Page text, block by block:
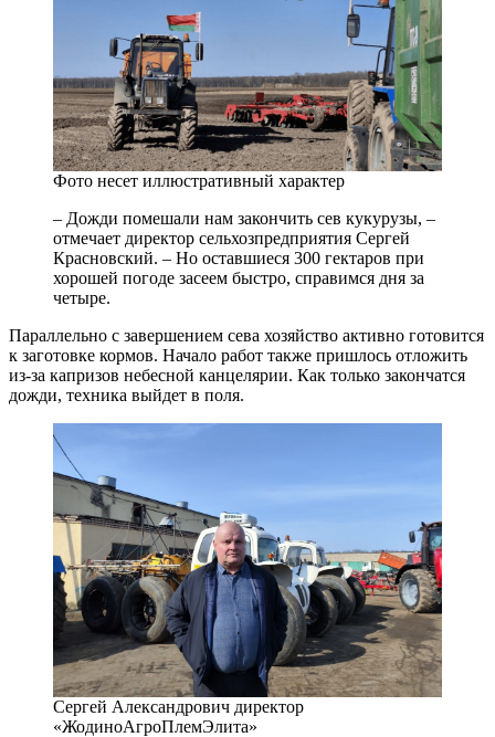
Фото несет иллюстративный характер
– Дожди помешали нам закончить сев кукурузы, –
отмечает директор сельхозпредприятия Сергей
Красновский. – Но оставшиеся 300 гектаров при
хорошей погоде засеем быстро, справимся дня за
четыре.
Параллельно с завершением сева хозяйство активно готовится
к заготовке кормов. Начало работ также пришлось отложить
из-за капризов небесной канцелярии. Как только закончатся
дожди, техника выйдет в поля.
Сергей Александрович директор
«ЖодиноАгроПлемЭлита»